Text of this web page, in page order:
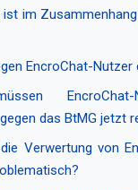
ist im
EncroChat-Nutzer
das BtMG jetzt
Verwertung von